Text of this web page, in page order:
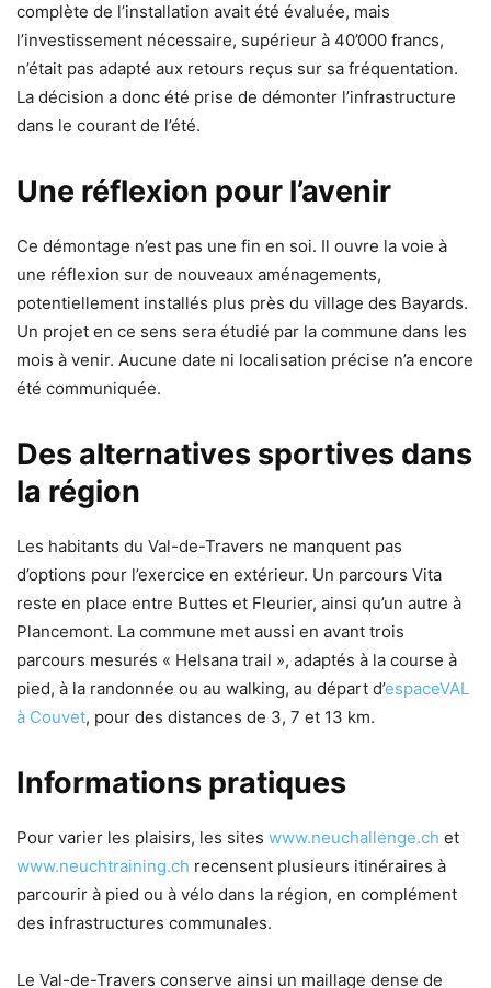
complète de l’installation avait été évaluée, mais
l’investissement nécessaire, supérieur à 40’000 francs,
n’était pas adapté aux retours reçus sur sa fréquentation.
La décision a donc été prise de démonter l’infrastructure
dans le courant de l’été.
Une réflexion pour l’avenir
Ce démontage n’est pas une fin en soi. Il ouvre la voie à
une réflexion sur de nouveaux aménagements,
potentiellement installés plus près du village des Bayards.
Un projet en ce sens sera étudié par la commune dans les
mois à venir. Aucune date ni localisation précise n’a encore
été communiquée.
Des alternatives sportives dans
la région
Les habitants du Val-de-Travers ne manquent pas
d’options pour l’exercice en extérieur. Un parcours Vita
reste en place entre Buttes et Fleurier, ainsi qu’un autre à
Plancemont. La commune met aussi en avant trois
parcours mesurés « Helsana trail », adaptés à la course à
pied, à la randonnée ou au walking, au départ d’espaceVAL
à Couvet, pour des distances de 3, 7 et 13 km.
Informations pratiques
Pour varier les plaisirs, les sites www.neuchallenge.ch et
www.neuchtraining.ch recensent plusieurs itinéraires à
parcourir à pied ou à vélo dans la région, en complément
des infrastructures communales.
Le Val-de-Travers conserve ainsi un maillage dense de